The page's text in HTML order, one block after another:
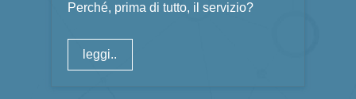
Perché, prima di tutto, il servizio?
leggi..